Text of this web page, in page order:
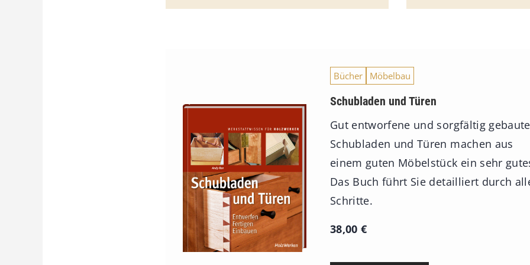
Bücher Möbelbau
Schubladen und Türen
Gut entworfene und sorgfältig gebaute
Schubladen und Türen machen aus
einem guten Möbelstück ein sehr
Das Buch führt Sie detailliert durch
Schritte.
38,00 €